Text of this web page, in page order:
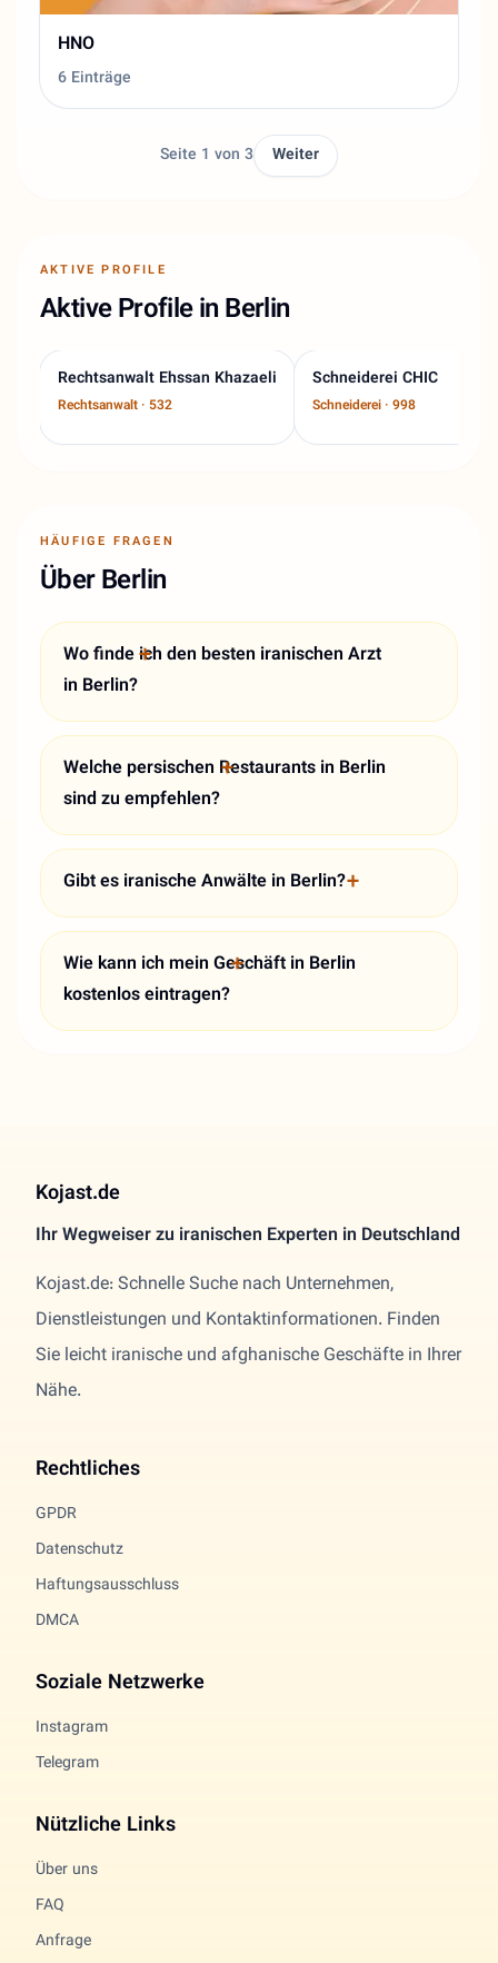
HNO
6 Einträge
Seite 1 von 3 Weiter
AKTIVE PROFILE
Aktive Profile in Berlin
Rechtsanwalt Ehssan Khazaeli
Rechtsanwalt · 532
Schneiderei CHIC
Schneiderei · 998
HÄUFIGE FRAGEN
Über Berlin
Wo finde ich den besten iranischen Arzt
in Berlin?
Welche persischen Restaurants in Berlin
sind zu empfehlen?
Gibt es iranische Anwälte in Berlin?
Wie kann ich mein Geschäft in Berlin
kostenlos eintragen?
Kojast.de
Ihr Wegweiser zu iranischen Experten in Deutschland
Kojast.de: Schnelle Suche nach Unternehmen,
Dienstleistungen und Kontaktinformationen. Finden
Sie leicht iranische und afghanische Geschäfte in Ihrer
Nähe.
Rechtliches
GPDR
Datenschutz
Haftungsausschluss
DMCA
Soziale Netzwerke
Instagram
Telegram
Nützliche Links
Über uns
FAQ
Anfrage